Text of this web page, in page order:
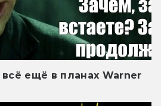
ещё в планах Warner